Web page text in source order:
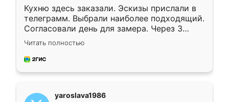
Кухню здесь заказали. Эскизы прислали в
телеграмм. Выбрали наиболее подходящий.
Согласовали день для замера. Через 3
недели кухня была уже готова. Остались
довольны работой. Спасибо Ренессанс
мебель за качественную работу!
Читать полностью
yaroslava1986